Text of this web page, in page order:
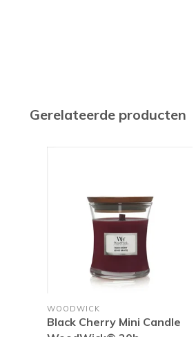
Gerelateerde producten
WOODWICK
Black Cherry Mini Candle